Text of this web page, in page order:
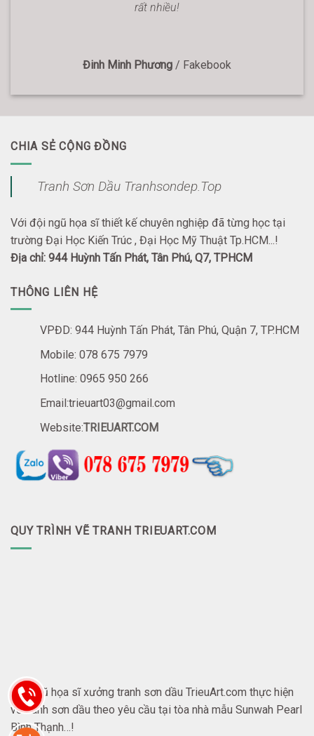
rất nhiều!
Đinh Minh Phương / Fakebook
CHIA SẺ CỘNG ĐỒNG
Tranh Sơn Dầu Tranhsondep.Top
Với đội ngũ họa sĩ thiết kế chuyên nghiệp đã từng học tại
trường Đại Học Kiến Trúc , Đại Học Mỹ Thuật Tp.HCM...!
Địa chỉ: 944 Huỳnh Tấn Phát, Tân Phú, Q7, TPHCM
THÔNG LIÊN HỆ
VPĐD: 944 Huỳnh Tấn Phát, Tân Phú, Quận 7, TP.HCM
Mobile: 078 675 7979
Hotline: 0965 950 266
Email:trieuart03@gmail.com
Website:TRIEUART.COM
QUY TRÌNH VẼ TRANH TRIEUART.COM
Đội ngũ họa sĩ xưởng tranh sơn dầu TrieuArt.com thực hiện
vẽ tranh sơn dầu theo yêu cầu tại tòa nhà mẫu Sunwah Pearl
Bình Thạnh…!